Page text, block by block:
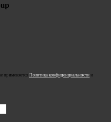
применяется Политика конфиденциальности и